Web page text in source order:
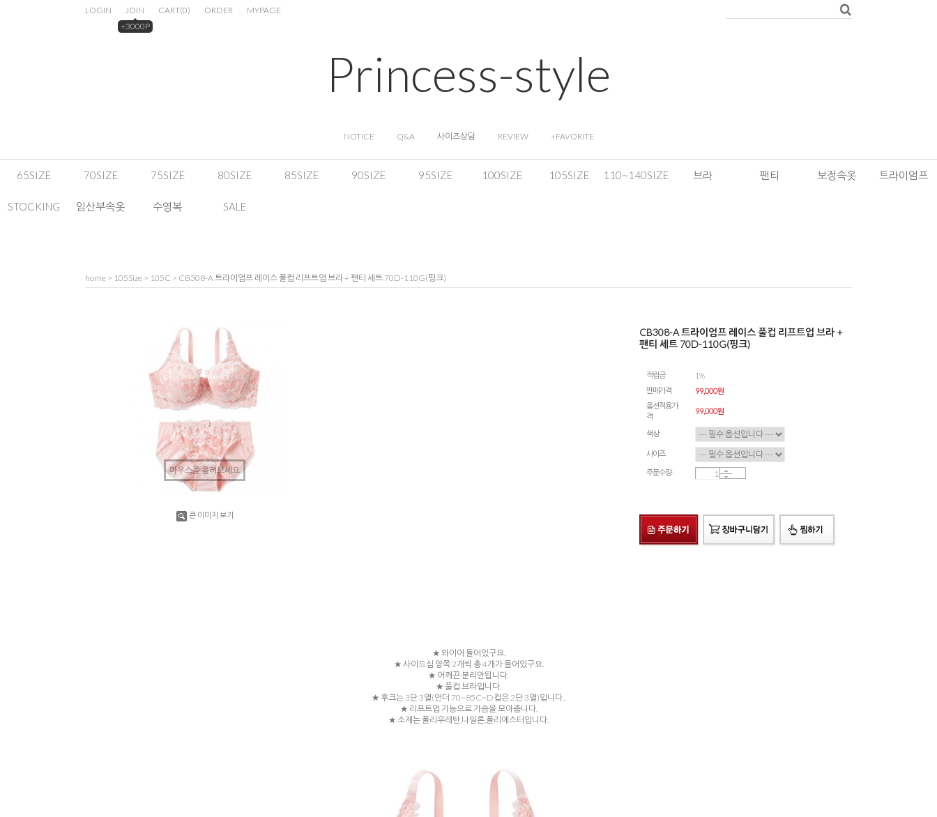
LOGIN
JOIN
+3000P
CART(0) ORDER MYPAGE
Princess-style
NOTICE Q&A 사이즈상담 REVIEW +FAVORITE
65SIZE 70SIZE 75SIZE 80SIZE 85SIZE 90SIZE 95SIZE 100SIZE 105SIZE 110~140SIZE 브라 팬티 보정속옷 트라이엄프
STOCKING 임산부속옷 수영복 SALE
home > 105Size > 105C > CB308-A 트라이엄프 레이스 풀컵 리프트업 브라 + 팬티 세트 70D-110G(핑크)
마우스를 올려보세요
큰 이미지 보기
CB308-A 트라이엄프 레이스 풀컵 리프트업 브라 +
팬티 세트 70D-110G(핑크)
적립금
1%
판매가격
99,000원
옵션적용가
격
99,000원
색상
사이즈
주문수량
★ 와이어 들어있구요.
★ 사이드심 양쪽 2개씩 총 4개가 들어있구요.
★ 어깨끈 분리안됩니다.
★ 풀컵 브라입니다.
★ 후크는 3단 3열(언더 70~85C~D컵은 2단 3열)입니다..
★ 리프트업 기능으로 가슴을 모아줍니다.
★ 소재는 폴리우레탄,나일론,폴리에스터입니다.